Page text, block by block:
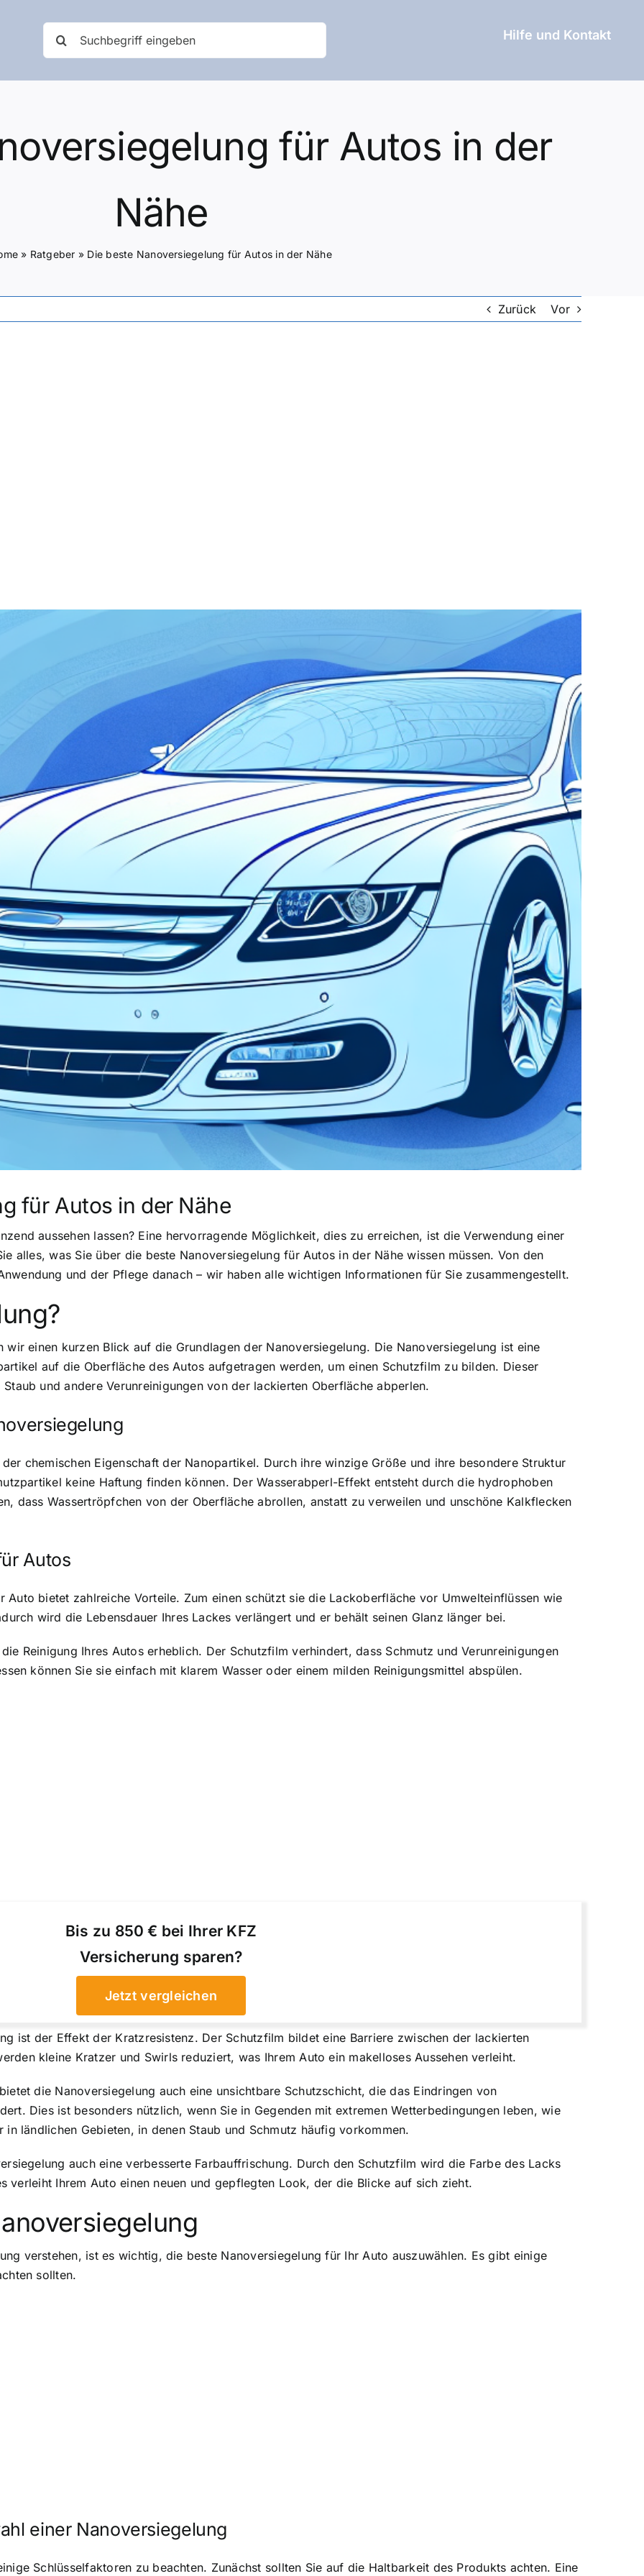
nach:
Hilfe und Kontakt
für Autos in der
Nähe
» Ratgeber » Die beste Nanoversiegelung für Autos in der Nähe
Zurück Vor
für Autos in der Nähe
aussehen lassen? Eine hervorragende Möglichkeit, dies zu erreichen, ist die Verwendung einer
alles, was Sie über die beste Nanoversiegelung für Autos in der Nähe wissen müssen. Von den
und der Pflege danach – wir haben alle wichtigen Informationen für Sie zusammengestellt.
einen kurzen Blick auf die Grundlagen der Nanoversiegelung. Die Nanoversiegelung ist eine
auf die Oberfläche des Autos aufgetragen werden, um einen Schutzfilm zu bilden. Dieser
und andere Verunreinigungen von der lackierten Oberfläche abperlen.
chemischen Eigenschaft der Nanopartikel. Durch ihre winzige Größe und ihre besondere Struktur
keine Haftung finden können. Der Wasserabperl-Effekt entsteht durch die hydrophoben
dass Wassertröpfchen von der Oberfläche abrollen, anstatt zu verweilen und unschöne Kalkflecken
Autos
Auto bietet zahlreiche Vorteile. Zum einen schützt sie die Lackoberfläche vor Umwelteinflüssen wie
wird die Lebensdauer Ihres Lackes verlängert und er behält seinen Glanz länger bei.
Reinigung Ihres Autos erheblich. Der Schutzfilm verhindert, dass Schmutz und Verunreinigungen
können Sie sie einfach mit klarem Wasser oder einem milden Reinigungsmittel abspülen.
Bis zu 850 € bei Ihrer KFZ
Versicherung sparen?
Jetzt vergleichen
ist der Effekt der Kratzresistenz. Der Schutzfilm bildet eine Barriere zwischen der lackierten
kleine Kratzer und Swirls reduziert, was Ihrem Auto ein makelloses Aussehen verleiht.
die Nanoversiegelung auch eine unsichtbare Schutzschicht, die das Eindringen von
Dies ist besonders nützlich, wenn Sie in Gegenden mit extremen Wetterbedingungen leben, wie
ländlichen Gebieten, in denen Staub und Schmutz häufig vorkommen.
auch eine verbesserte Farbauffrischung. Durch den Schutzfilm wird die Farbe des Lacks
verleiht Ihrem Auto einen neuen und gepflegten Look, der die Blicke auf sich zieht.
verstehen, ist es wichtig, die beste Nanoversiegelung für Ihr Auto auszuwählen. Es gibt einige
sollten.
einer Nanoversiegelung
Schlüsselfaktoren zu beachten. Zunächst sollten Sie auf die Haltbarkeit des Produkts achten. Eine